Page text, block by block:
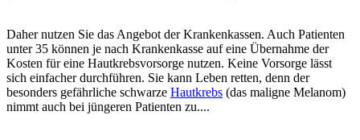
Daher nutzen Sie das Angebot der Krankenkassen. Auch Patienten
unter 35 können je nach Krankenkasse auf eine Übernahme der
Kosten für eine Hautkrebsvorsorge nutzen. Keine Vorsorge lässt
sich einfacher durchführen. Sie kann Leben retten, denn der
besonders gefährliche schwarze Hautkrebs (das maligne Melanom)
nimmt auch bei jüngeren Patienten zu....